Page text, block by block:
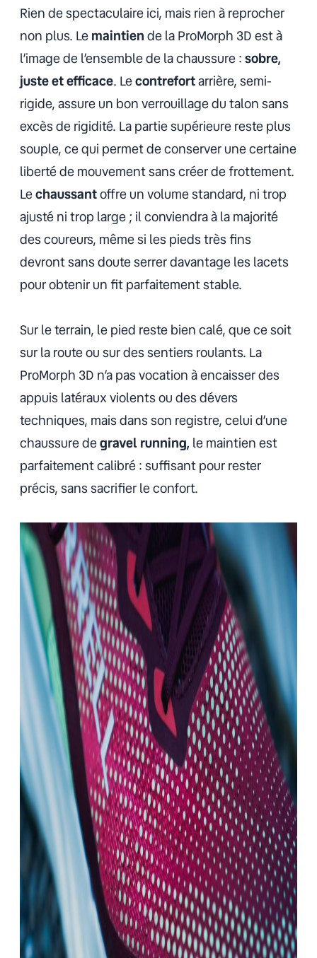
Rien de spectaculaire ici, mais rien à reprocher
non plus. Lemaintiende la ProMorph 3D est à
l’image de l’ensemble de la chaussure :sobre,
juste et efficace. Lecontrefortarrière, semi-
rigide, assure un bon verrouillage du talon sans
excès de rigidité. La partie supérieure reste plus
souple, ce qui permet de conserver une certaine
liberté de mouvement sans créer de frottement.
Lechaussantoffre un volume standard, ni trop
ajusté ni trop large ; il conviendra à la majorité
des coureurs, même si les pieds très fins
devront sans doute serrer davantage les lacets
pour obtenir un fit parfaitement stable.
Sur le terrain, le pied reste bien calé, que ce soit
sur la route ou sur des sentiers roulants. La
ProMorph 3D n’a pas vocation à encaisser des
appuis latéraux violents ou des dévers
techniques, mais dans son registre, celui d’une
chaussure degravel running, le maintien est
parfaitement calibré : suffisant pour rester
précis, sans sacrifier le confort.